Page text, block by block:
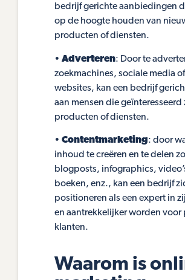
bedrijf gerichte aanbiedingen
op de hoogte houden van
producten of diensten.
• Adverteren: Door te
zoekmachines, sociale media
websites, kan een bedrijf
aan mensen die geïnteresseerd
producten of diensten.
• Contentmarketing: door
inhoud te creëren en te delen
blogposts, infographics,
boeken, enz., kan een bedrijf
positioneren als een expert in
en aantrekkelijker worden voor
klanten.
Waarom is